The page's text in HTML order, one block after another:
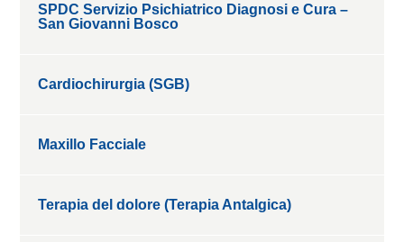
SPDC Servizio Psichiatrico Diagnosi e Cura –
San Giovanni Bosco
Cardiochirurgia (SGB)
Maxillo Facciale
Terapia del dolore (Terapia Antalgica)